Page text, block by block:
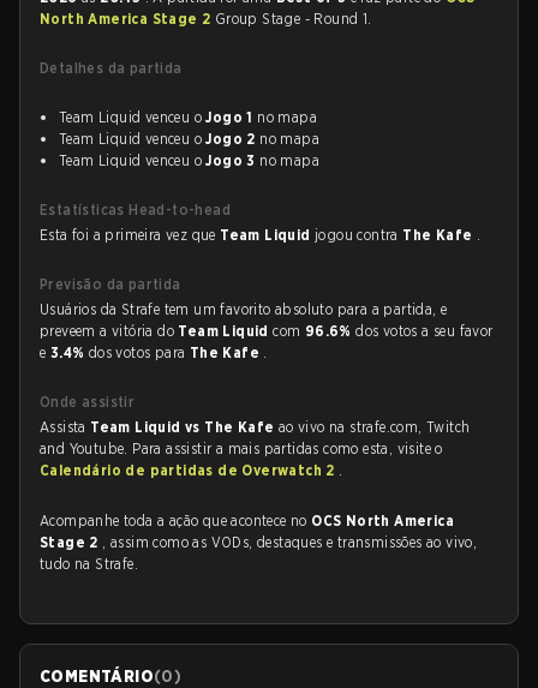
North America Stage 2 Group Stage - Round 1.
Detalhes da partida
Team Liquid venceu oJogo 1 no mapa
Team Liquid venceu oJogo 2 no mapa
Team Liquid venceu oJogo 3 no mapa
Estatísticas Head-to-head
Esta foi a primeira vez que Team Liquid jogou contra The Kafe .
Previsão da partida
Usuários da Strafe tem um favorito absoluto para a partida, e
preveem a vitória do Team Liquidcom 96.6%dos votos a seu favor
e 3.4% dos votos para The Kafe .
Onde assistir
Assista Team Liquid vs The Kafe ao vivo na strafe.com, Twitch
and Youtube. Para assistir a mais partidas como esta, visite o
Calendário de partidas de Overwatch 2 .
Acompanhe toda a ação que acontece no OCS North America
Stage 2 , assim como as VODs, destaques e transmissões ao vivo,
tudo na Strafe.
COMENTÁRIO(0)